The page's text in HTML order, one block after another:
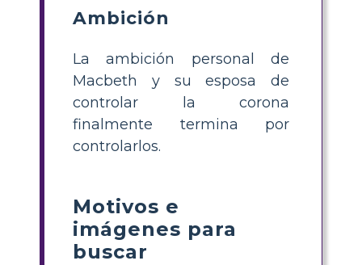
Ambición
La ambición personal de
Macbeth y su esposa de
controlar la corona
finalmente termina por
controlarlos.
Motivos e
imágenes para
buscar